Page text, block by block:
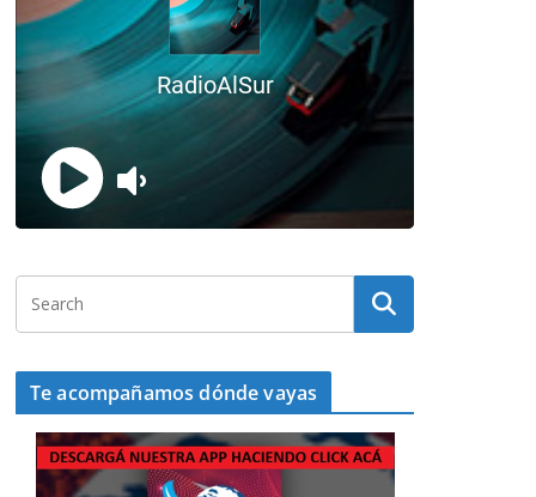
Te acompañamos dónde vayas